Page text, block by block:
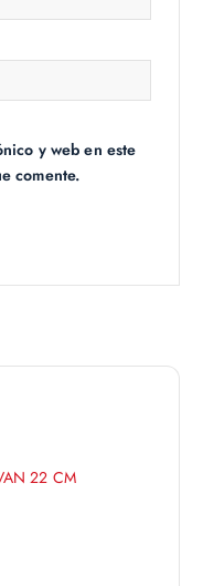
y web en este
comente.